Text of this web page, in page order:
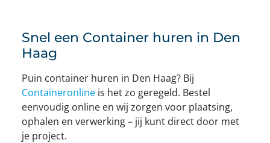
Snel een Container huren in Den
Haag
Puin container huren in Den Haag? Bij
Containeronline is het zo geregeld. Bestel
eenvoudig online en wij zorgen voor plaatsing,
ophalen en verwerking – jij kunt direct door met
je project.